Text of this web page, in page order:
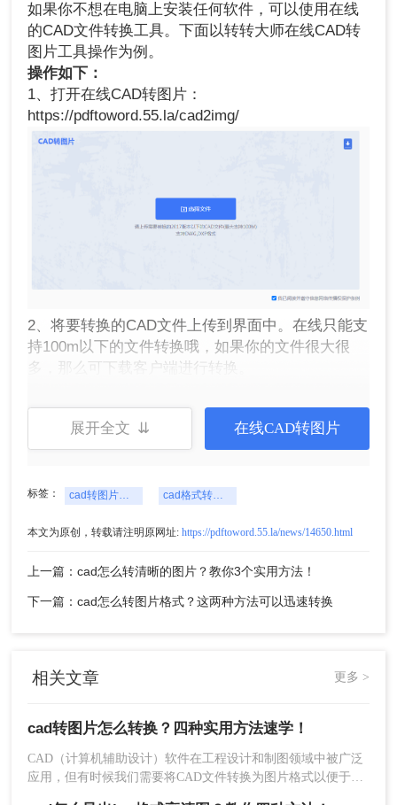
如果你不想在电脑上安装任何软件，可以使用在线
的CAD文件转换工具。下面以转转大师在线CAD转
图片工具操作为例。
操作如下：
1、打开在线CAD转图片：
https://pdftoword.55.la/cad2img/
2、将要转换的CAD文件上传到界面中。在线只能支
持100m以下的文件转换哦，如果你的文件很大很
多，那么可下载客户端进行转换。
哦。
3、文件上传后点击开始转换即可。
展开全文 ⇊ 在线CAD转图片
标签： cad转图片格式 cad格式转图片格式
本文为原创，转载请注明原网址: https://pdftoword.55.la/news/14650.html
上一篇：cad怎么转清晰的图片？教你3个实用方法！
下一篇：cad怎么转图片格式？这两种方法可以迅速转换
相关文章 更多 >
cad转图片怎么转换？四种实用方法速学！
CAD（计算机辅助设计）软件在工程设计和制图领域中被广泛
应用，但有时候我们需要将CAD文件转换为图片格式以便于分